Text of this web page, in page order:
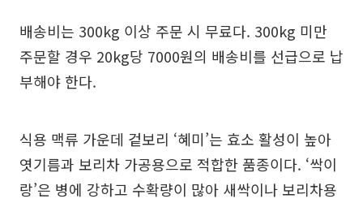
배송비는 300kg 이상 주문 시 무료다. 300kg 미만
주문할 경우 20kg당 7000원의 배송비를 선급으로 납
부해야 한다.
식용 맥류 가운데 겉보리 ‘혜미’는 효소 활성이 높아
엿기름과 보리차 가공용으로 적합한 품종이다. ‘싹이
랑’은 병에 강하고 수확량이 많아 새싹이나 보리차용